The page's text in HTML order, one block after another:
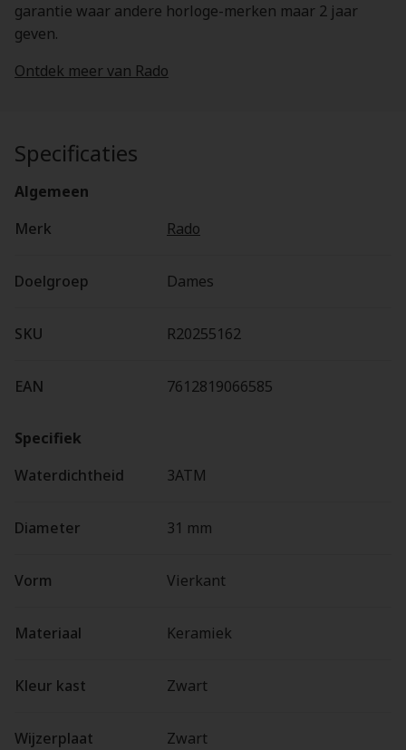
garantie waar andere horloge-merken maar 2 jaar
geven.
Ontdek meer van Rado
Specificaties
Algemeen
Merk
Rado
Doelgroep Dames
SKU R20255162
EAN 7612819066585
Specifiek
Waterdichtheid
3ATM
Diameter 31 mm
Vorm Vierkant
Materiaal Keramiek
Kleur kast Zwart
Wijzerplaat Zwart